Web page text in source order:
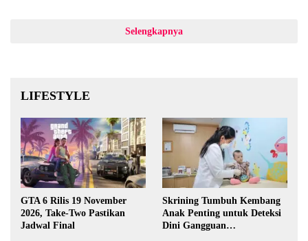
Selengkapnya
LIFESTYLE
GTA 6 Rilis 19 November
2026, Take-Two Pastikan
Jadwal Final
Skrining Tumbuh Kembang
Anak Penting untuk Deteksi
Dini Gangguan